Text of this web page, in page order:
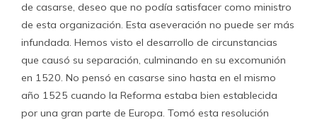
de casarse, deseo que no podía satisfacer como ministro
de esta organización. Esta aseveración no puede ser más
infundada. Hemos visto el desarrollo de circunstancias
que causó su separación, culminando en su excomunión
en 1520. No pensó en casarse sino hasta en el mismo
año 1525 cuando la Reforma estaba bien establecida
por una gran parte de Europa. Tomó esta resolución